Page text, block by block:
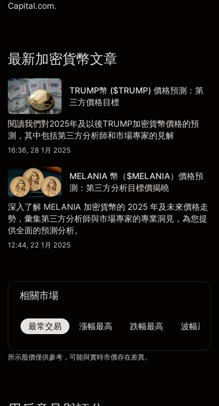
Capital.com.
最新加密貨幣文章
TRUMP幣 ($TRUMP) 價格預測：第
三方價格目標
閱讀我們對2025年及以後TRUMP加密貨幣價格的預
測，其中包括第三方分析師和市場專家的見解
16:36, 28 1月 2025
MELANIA 幣（$MELANIA）價格預
測：第三方分析目標價揭曉
深入了解 MELANIA 加密貨幣的 2025 年及未來價格走
勢，彙集第三方分析師與市場專家的專業洞見，為您提
供全面的預測分析。
12:44, 22 1月 2025
相關市場
最常交易 漲幅最高 跌幅最高 波幅最大
所示股價僅供參考，可能與實時市價存在差異。